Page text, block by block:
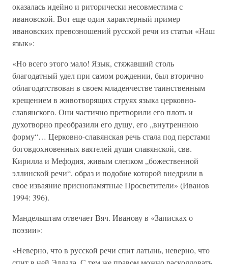
оказалась идейно и риторически несовместима с
ивановской. Вот еще один характерный пример
ивановских превозношений русской речи из статьи «Наш
язык»:
«Но всего этого мало! Язык, стяжавший столь
благодатный удел при самом рождении, был вторично
облагодатствован в своем младенчестве таинственным
крещением в животворящих струях языка церковно-
славянского. Они частично претворили его плоть и
духотворно преобразили его душу, его „внутреннюю
форму“… Церковно-славянская речь стала под перстами
боговдохновенных ваятелей души славянской, свв.
Кирилла и Мефодия, живым слепком „божественной
эллинской речи“, образ и подобие которой внедрили в
свое изваяние приснопамятные Просветители» (Иванов
1994: 396).
Мандельштам отвечает Вяч. Иванову в «Записках о
поэзии»:
«Неверно, что в русской речи спит латынь, неверно, что